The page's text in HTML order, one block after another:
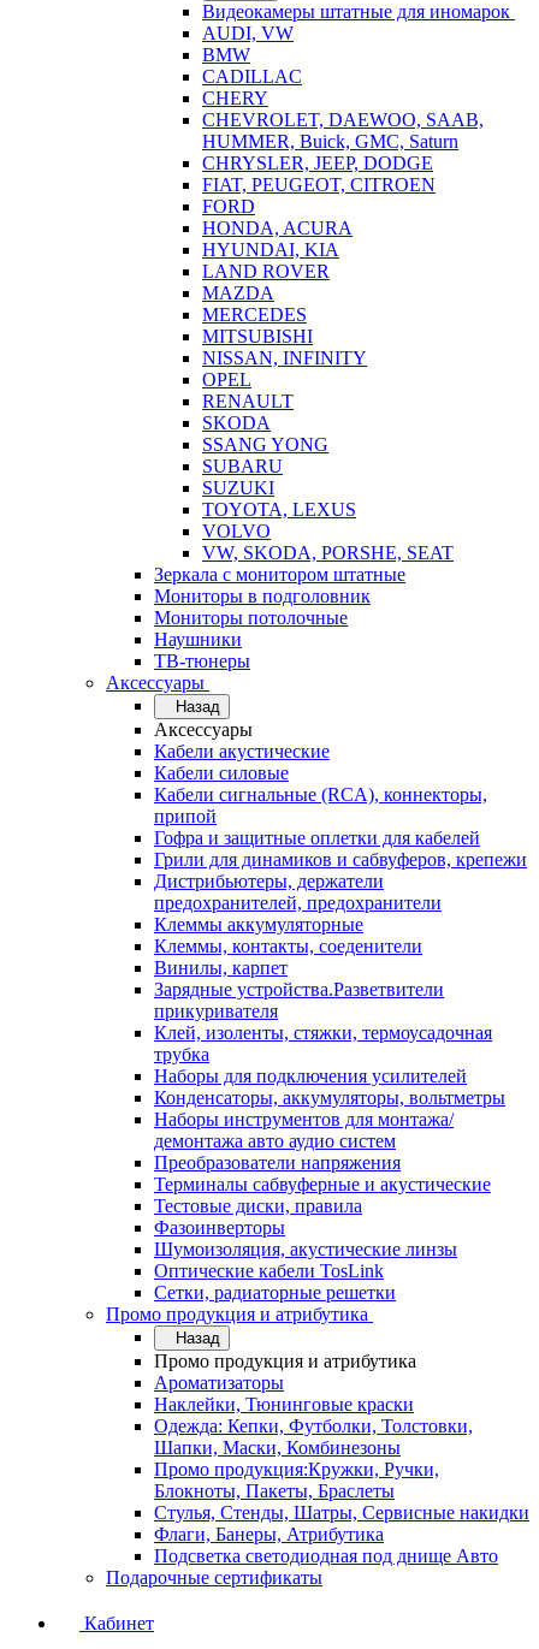
Видеокамеры штатные для иномарок
AUDI, VW
BMW
CADILLAC
CHERY
CHEVROLET, DAEWOO, SAAB,
HUMMER, Buick, GMC, Saturn
CHRYSLER, JEEP, DODGE
FIAT, PEUGEOT, CITROEN
FORD
HONDA, ACURA
HYUNDAI, KIA
LAND ROVER
MAZDA
MERCEDES
MITSUBISHI
NISSAN, INFINITY
OPEL
RENAULT
SKODA
SSANG YONG
SUBARU
SUZUKI
TOYOTA, LEXUS
VOLVO
VW, SKODA, PORSHE, SEAT
Зеркала с монитором штатные
Мониторы в подголовник
Мониторы потолочные
Наушники
ТВ-тюнеры
Аксессуары
Назад
Аксессуары
Кабели акустические
Кабели силовые
Кабели сигнальные (RCA), коннекторы,
припой
Гофра и защитные оплетки для кабелей
Грили для динамиков и сабвуферов, крепежи
Дистрибьютеры, держатели
предохранителей, предохранители
Клеммы аккумуляторные
Клеммы, контакты, соеденители
Винилы, карпет
Зарядные устройства.Разветвители
прикуривателя
Клей, изоленты, стяжки, термоусадочная
трубка
Наборы для подключения усилителей
Конденсаторы, аккумуляторы, вольтметры
Наборы инструментов для монтажа/
демонтажа авто аудио систем
Преобразователи напряжения
Терминалы сабвуферные и акустические
Тестовые диски, правила
Фазоинверторы
Шумоизоляция, акустические линзы
Оптические кабели TosLink
Сетки, радиаторные решетки
Промо продукция и атрибутика
Назад
Промо продукция и атрибутика
Ароматизаторы
Наклейки, Тюнинговые краски
Одежда: Кепки, Футболки, Толстовки,
Шапки, Маски, Комбинезоны
Промо продукция:Кружки, Ручки,
Блокноты, Пакеты, Браслеты
Стулья, Стенды, Шатры, Сервисные накидки
Флаги, Банеры, Атрибутика
Подсветка светодиодная под днище Авто
Подарочные сертификаты
Кабинет